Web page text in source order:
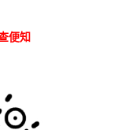
便知